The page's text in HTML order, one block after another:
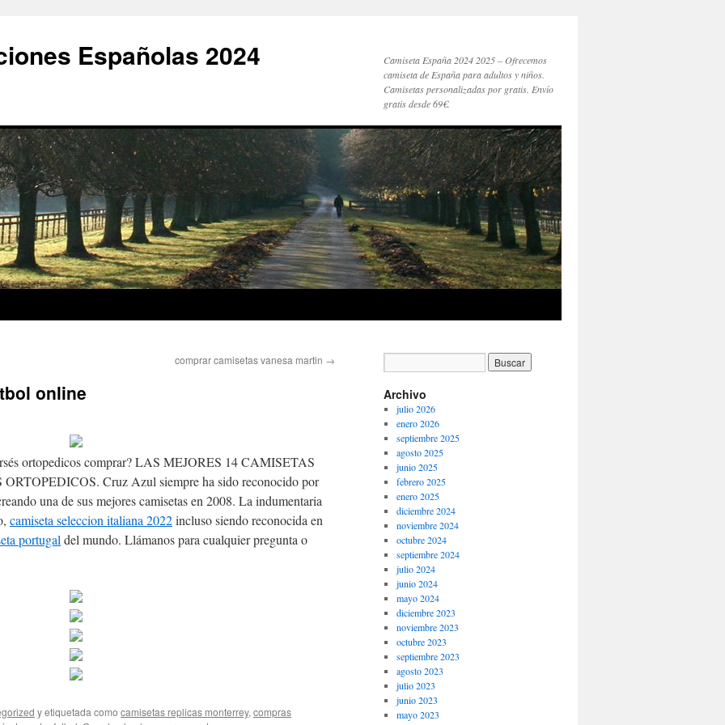
Españolas 2024
Camiseta España 2024 2025 – Ofrecemos
camiseta de España para adultos y niños.
Camisetas personalizadas por gratis. Envío
gratis desde 69€.
comprar camisetas vanesa martin →
online
ortopedicos comprar? LAS MEJORES 14 CAMISETAS
Cruz Azul siempre ha sido reconocido por
una de sus mejores camisetas en 2008. La indumentaria
camiseta seleccion italiana 2022incluso siendo reconocida en
portugal del mundo. Llámanos para cualquier pregunta o
y etiquetada como camisetas replicas monterrey, compras
Archivo
julio 2026
enero 2026
septiembre 2025
agosto 2025
junio 2025
febrero 2025
enero 2025
diciembre 2024
noviembre 2024
octubre 2024
septiembre 2024
julio 2024
junio 2024
mayo 2024
diciembre 2023
noviembre 2023
octubre 2023
septiembre 2023
agosto 2023
julio 2023
junio 2023
mayo 2023